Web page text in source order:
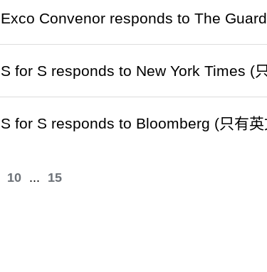
Exco Convenor responds to The
S for S responds to New York Times (
S for S responds to Bloomberg (只有英
10 ... 15